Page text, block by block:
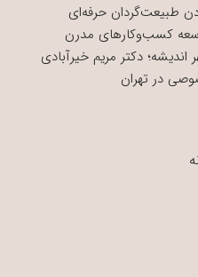
طبیعت‌گردان حرفه‌ای
کسب‌وکارهای مدرن
اندیشه؛ دکتر مریم خیرآبادی
در تهران